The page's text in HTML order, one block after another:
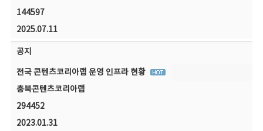
144597
2025.07.11
공지
전국 콘텐츠코리아랩 운영 인프라 현황
충북콘텐츠코리아랩
294452
2023.01.31